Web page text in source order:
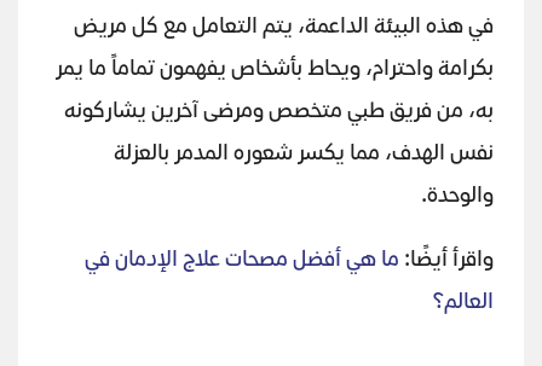
في هذه البيئة الداعمة، يتم التعامل مع كل مريض
بكرامة واحترام، ويحاط بأشخاص يفهمون تماماً ما يمر
به، من فريق طبي متخصص ومرضى آخرين يشاركونه
نفس الهدف، مما يكسر شعوره المدمر بالعزلة
والوحدة.
واقرأ أيضًا: ما هي أفضل مصحات علاج الإدمان في
العالم؟